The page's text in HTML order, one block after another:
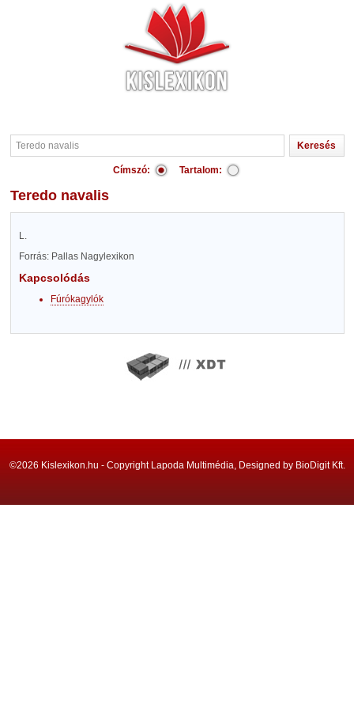
Címszó: Tartalom:
Teredo navalis
L.
Forrás: Pallas Nagylexikon
Kapcsolódás
Fúrókagylók
©2026 Kislexikon.hu - Copyright Lapoda Multimédia, Designed by BioDigit Kft.